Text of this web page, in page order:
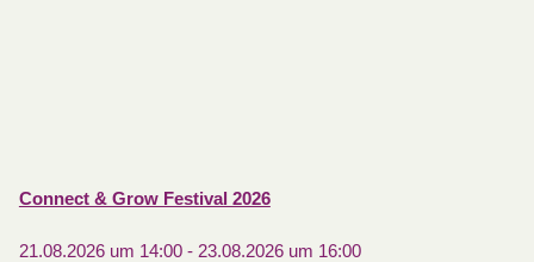
Connect & Grow Festival 2026
21.08.2026 um 14:00- 23.08.2026 um 16:00